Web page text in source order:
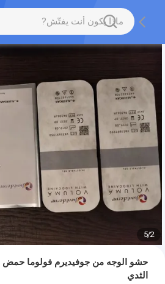
2
/
5
حشو الوجه من جوفيديرم فولوما حمض
الثدي